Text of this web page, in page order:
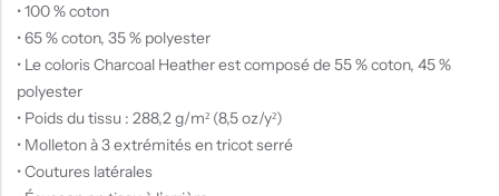
• 100 % coton
• 65 % coton, 35 % polyester
• Le coloris Charcoal Heather est composé de 55 % coton, 45 %
polyester
• Poids du tissu : 288,2 g/m² (8,5 oz/y²)
• Molleton à 3 extrémités en tricot serré
• Coutures latérales